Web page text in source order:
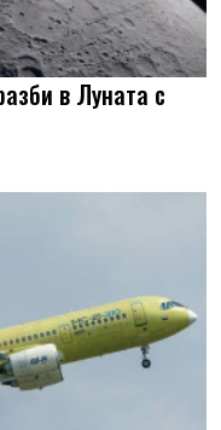
в Луната с